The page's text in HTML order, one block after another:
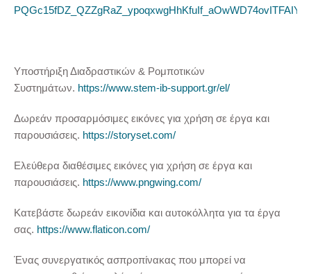
Υποστήριξη Διαδραστικών & Ρομποτικών
Συστημάτων. https://www.stem-ib-support.gr/el/
Δωρεάν προσαρμόσιμες εικόνες για χρήση σε έργα και
παρουσιάσεις. https://storyset.com/
Ελεύθερα διαθέσιμες εικόνες για χρήση σε έργα και
παρουσιάσεις. https://www.pngwing.com/
Κατεβάστε δωρεάν εικονίδια και αυτοκόλλητα για τα έργα
σας. https://www.flaticon.com/
Ένας συνεργατικός ασπροπίνακας που μπορεί να